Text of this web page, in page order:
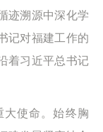
迹溯源中深化学
记对福建工作的
着习近平总书记
使命。始终胸